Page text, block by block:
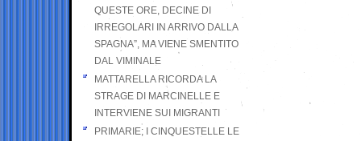
QUESTE ORE, DECINE DI
IRREGOLARI IN ARRIVO DALLA
SPAGNA”, MA VIENE SMENTITO
DAL VIMINALE
MATTARELLA RICORDA LA
STRAGE DI MARCINELLE E
INTERVIENE SUI MIGRANTI
PRIMARIE; I CINQUESTELLE LE